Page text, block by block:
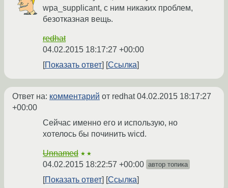
wpa_supplicant, с ним никаких проблем,
безотказная вещь.
redhat
04.02.2015 18:17:27 +00:00
Показать ответ
Ссылка
Ответ на: комментарий от redhat04.02.2015 18:17:27
+00:00
Сейчас именно его и использую, но
хотелось бы починить wicd.
Unnamed ★★
04.02.2015 18:22:57 +00:00 автор топика
Показать ответ Ссылка